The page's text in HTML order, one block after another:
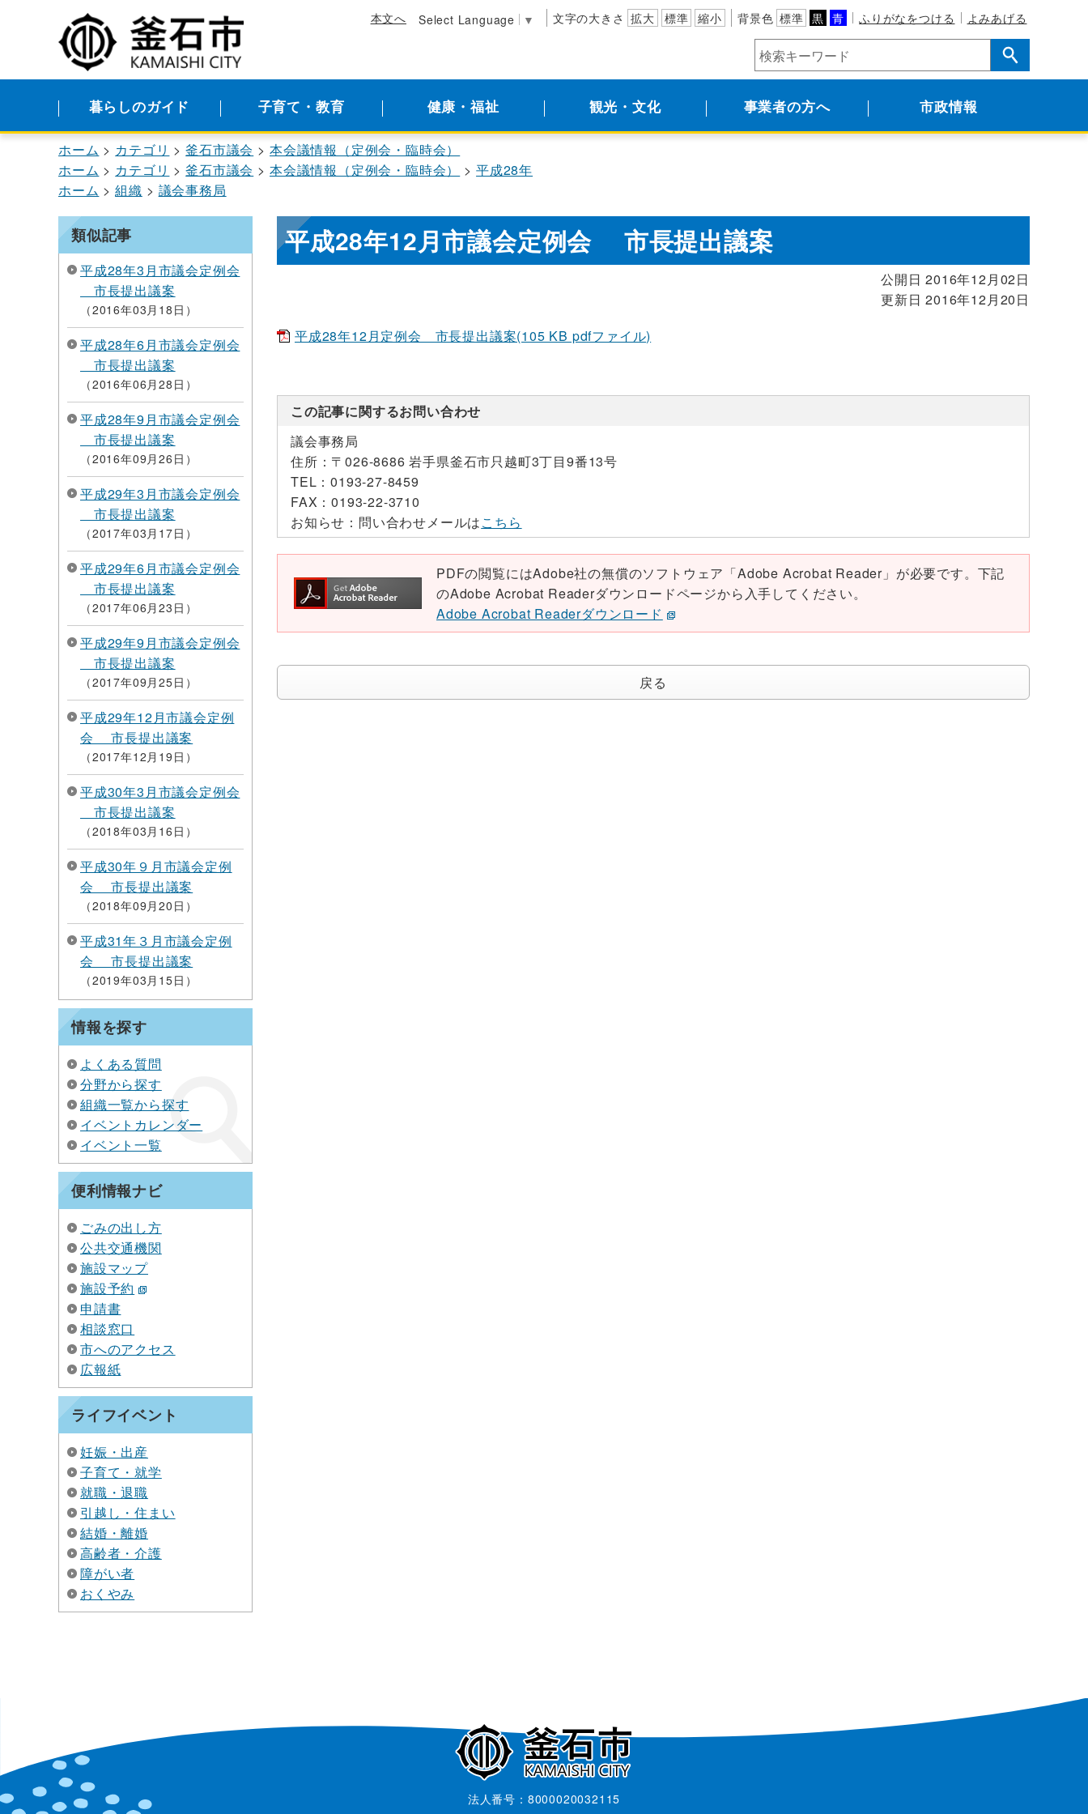
本文へ Select Language ▼ 文字の大きさ 拡大 標準 縮小 背景色 標準 黒 青 ふりがなをつける よみあげる
暮らしのガイド 子育て・教育 健康・福祉 観光・文化 事業者の方へ 市政情報
ホーム カテゴリ 釜石市議会
本会議情報（定例会・臨時会）
ホーム
カテゴリ 釜石市議会 本会議情報（定例会・臨時会）
平成28年
ホーム
組織 議会事務局
類似記事
平成28年3月市議会定例会
市長提出議案
2016年03月18日
平成28年6月市議会定例会
市長提出議案
2016年06月28日
平成28年9月市議会定例会
市長提出議案
2016年09月26日
平成29年3月市議会定例会
市長提出議案
2017年03月17日
平成29年6月市議会定例会
市長提出議案
2017年06月23日
平成29年9月市議会定例会
市長提出議案
2017年09月25日
平成29年12月市議会定例
会 市長提出議案
2017年12月19日
平成30年3月市議会定例会
市長提出議案
2018年03月16日
平成30年９月市議会定例
会 市長提出議案
2018年09月20日
平成31年３月市議会定例
会 市長提出議案
2019年03月15日
情報を探す
よくある質問
分野から探す
組織一覧から探す
イベントカレンダー
イベント一覧
便利情報ナビ
ごみの出し方
公共交通機関
施設マップ
施設予約
申請書
相談窓口
市へのアクセス
広報紙
ライフイベント
妊娠・出産
子育て・就学
就職・退職
引越し・住まい
結婚・離婚
高齢者・介護
障がい者
おくやみ
平成28年12月市議会定例会 市長提出議案
公開日 2016年12月02日
更新日 2016年12月20日
平成28年12月定例会 市長提出議案(105 KB pdfファイル)
この記事に関するお問い合わせ
議会事務局
住所： 〒026-8686 岩手県釜石市只越町3丁目9番13号
TEL：0193-27-8459
FAX：0193-22-3710
お知らせ： 問い合わせメールはこちら
PDFの閲覧にはAdobe社の無償のソフトウェア「Adobe Acrobat Reader」が必要です。下記
のAdobe Acrobat Readerダウンロードページから入手してください。
Adobe Acrobat Readerダウンロード
戻る
法人番号：8000020032115